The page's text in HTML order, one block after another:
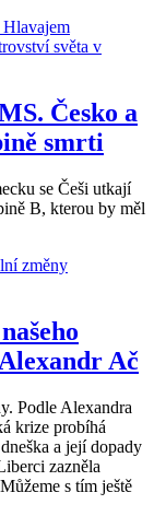
Česko a
smrti
se Češi utkají
B, kterou by měl
Ač
Podle Alexandra
krize probíhá
a její dopady
zazněla
s tím ještě